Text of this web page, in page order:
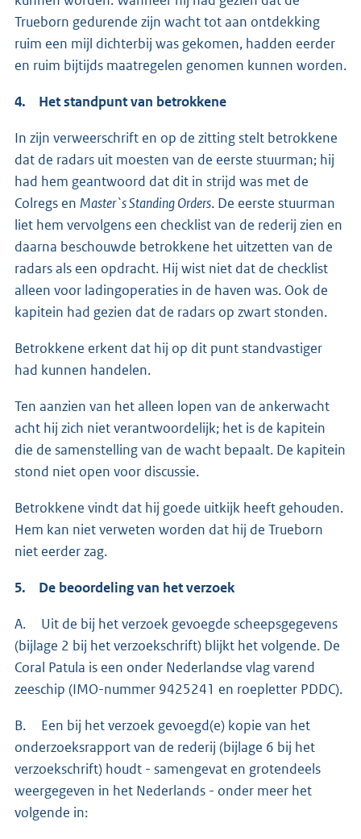
Trueborn gedurende zijn wacht tot aan ontdekking
ruim een mijl dichterbij was gekomen, hadden eerder
en ruim bijtijds maatregelen genomen kunnen worden.
4. Het standpunt van betrokkene
In zijn verweerschrift en op de zitting stelt betrokkene
dat de radars uit moesten van de eerste stuurman; hij
had hem geantwoord dat dit in strijd was met de
Colregs en Master`s Standing Orders. De eerste stuurman
liet hem vervolgens een checklist van de rederij zien en
daarna beschouwde betrokkene het uitzetten van de
radars als een opdracht. Hij wist niet dat de checklist
alleen voor ladingoperaties in de haven was. Ook de
kapitein had gezien dat de radars op zwart stonden.
Betrokkene erkent dat hij op dit punt standvastiger
had kunnen handelen.
Ten aanzien van het alleen lopen van de ankerwacht
acht hij zich niet verantwoordelijk; het is de kapitein
die de samenstelling van de wacht bepaalt. De kapitein
stond niet open voor discussie.
Betrokkene vindt dat hij goede uitkijk heeft gehouden.
Hem kan niet verweten worden dat hij de Trueborn
niet eerder zag.
5. De beoordeling van het verzoek
A. Uit de bij het verzoek gevoegde scheepsgegevens
(bijlage 2 bij het verzoekschrift) blijkt het volgende. De
Coral Patula is een onder Nederlandse vlag varend
zeeschip (IMO-nummer 9425241 en roepletter PDDC).
B. Een bij het verzoek gevoegd(e) kopie van het
onderzoeksrapport van de rederij (bijlage 6 bij het
verzoekschrift) houdt - samengevat en grotendeels
weergegeven in het Nederlands - onder meer het
volgende in: